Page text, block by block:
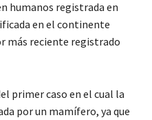
humanos registrada en
en el continente
más reciente registrado
primer caso en el cual la
por un mamífero, ya que